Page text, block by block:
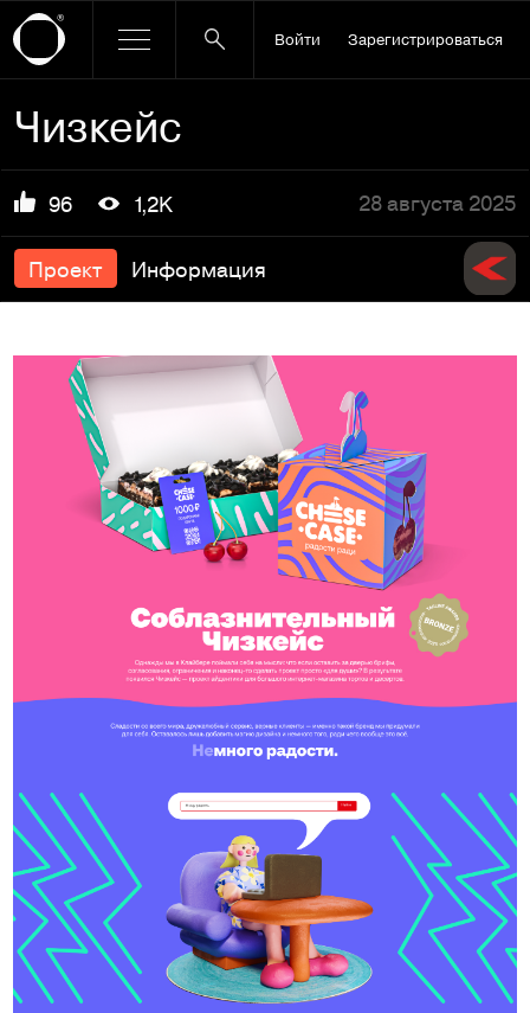
Войти Зарегистрироваться
Чизкейс
96 1,2K 28 августа 2025
Проект Информация